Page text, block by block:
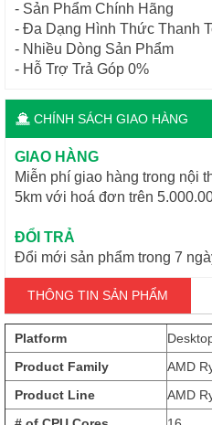
- Sản Phẩm Chính Hãng
- Đa Dạng Hình Thức Thanh
- Nhiều Dòng Sản Phẩm
- Hỗ Trợ Trả Góp 0%
CHÍNH SÁCH GIAO HÀNG
GIAO HÀNG
Miễn phí giao hàng trong nội
5km với hoá đơn trên
ĐỔI TRẢ
Đổi mới sản phẩm trong 7
THÔNG TIN SẢN PHẨM
Platform
Product Family
AMD
Product Line
AMD